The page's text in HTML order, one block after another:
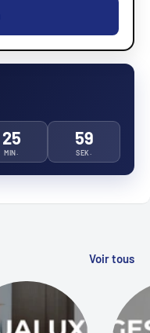
25
MIN.
58
SEK.
Voir tous